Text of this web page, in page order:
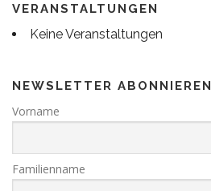
VERANSTALTUNGEN
Keine Veranstaltungen
NEWSLETTER ABONNIEREN
Vorname
Familienname